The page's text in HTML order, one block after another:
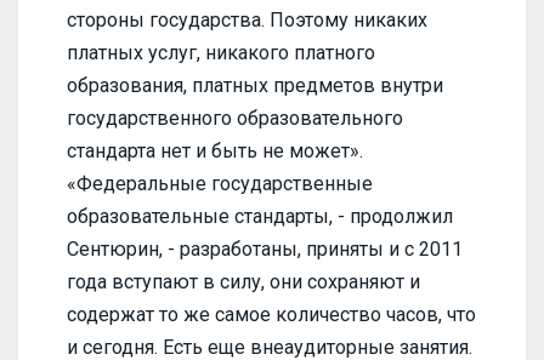
стороны государства. Поэтому никаких
платных услуг, никакого платного
образования, платных предметов внутри
государственного образовательного
стандарта нет и быть не может».
«Федеральные государственные
образовательные стандарты, - продолжил
Сентюрин, - разработаны, приняты и с 2011
года вступают в силу, они сохраняют и
содержат то же самое количество часов, что
и сегодня. Есть еще внеаудиторные занятия.